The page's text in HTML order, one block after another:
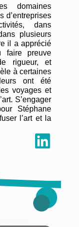
domaines
d’entreprises
dans
plusieurs
il a apprécié
preuve
rigueur, et
à certaines
ont été
voyages et
S’engager
Stéphane
l’art et la